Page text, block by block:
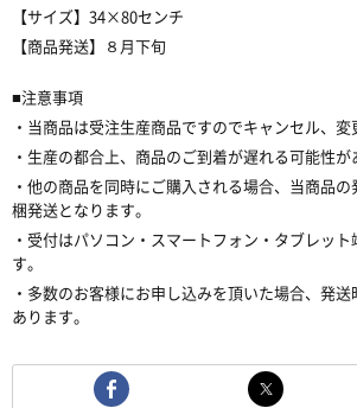
【サイズ】 34×80センチ
【商品発送】８月下旬
■注意事項
・当商品は受注生産商品ですのでキャンセル、変
・生産の都合上、商品のご到着が遅れる可能性が
・他の商品を同時にご購入される場合、当商品
梱発送となります。
・受付はパソコン・スマートフォン・タブレッ
す。
・多数のお客様にお申し込みを頂いた場合、発
あります。